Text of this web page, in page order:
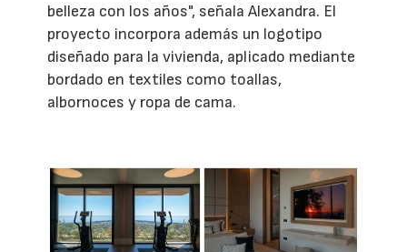
belleza con los años", señala Alexandra. El
proyecto incorpora además un logotipo
diseñado para la vivienda, aplicado mediante
bordado en textiles como toallas,
albornoces y ropa de cama.